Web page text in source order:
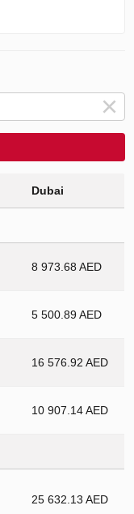
Dubai
8 973.68 AED
5 500.89 AED
16 576.92 AED
10 907.14 AED
25 632.13 AED